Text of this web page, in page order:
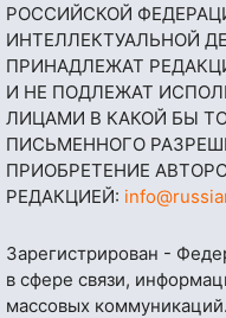
РОССИЙСКОЙ
ИНТЕЛЛЕКТУАЛЬНОЙ
ПРИНАДЛЕЖАТ
И НЕ ПОДЛЕЖАТ
ЛИЦАМИ В КАКОЙ БЫ
ПИСЬМЕННОГО
ПРИОБРЕТЕНИЕ
РЕДАКЦИЕЙ:
Зарегистрирован -
в сфере связи,
массовых